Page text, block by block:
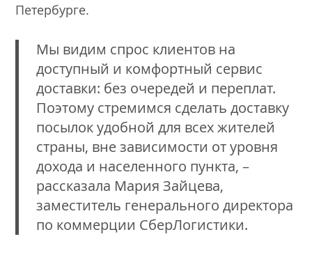
Петербурге.
Мы видим спрос клиентов на
доступный и комфортный сервис
доставки: без очередей и переплат.
Поэтому стремимся сделать доставку
посылок удобной для всех жителей
страны, вне зависимости от уровня
дохода и населенного пункта, –
рассказала Мария Зайцева,
заместитель генерального директора
по коммерции СберЛогистики.